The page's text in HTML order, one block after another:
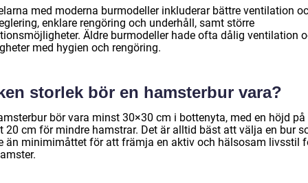
med moderna burmodeller inkluderar bättre ventilation
enklare rengöring och underhåll, samt större
Äldre burmodeller hade ofta dålig ventilation
med hygien och rengöring.
storlek bör en hamsterbur vara?
bör vara minst 30×30 cm i bottenyta, med en höjd på
20 cm för mindre hamstrar. Det är alltid bäst att välja en bur
än minimimåttet för att främja en aktiv och hälsosam livsstil